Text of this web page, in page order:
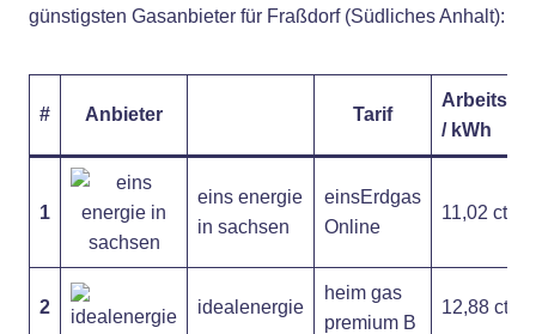
günstigsten Gasanbieter für Fraßdorf (Südliches Anhalt):
# Anbieter Tarif
/ kWh
1
eins energie
in sachsen
einsErdgas
Online
11,02 ct
2 idealenergie
heim gas
premium B
12,88 ct